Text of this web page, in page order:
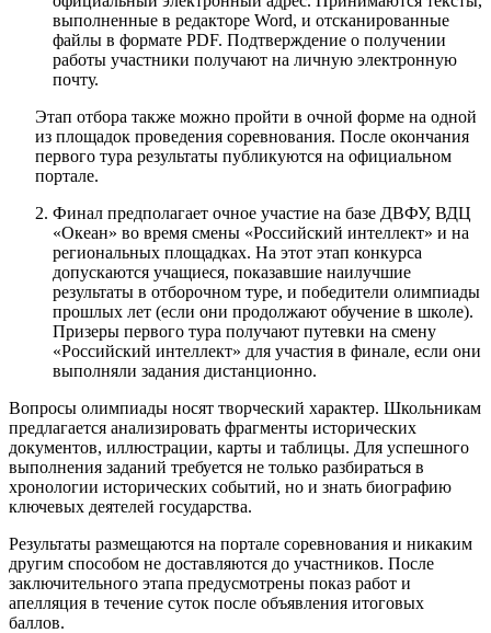
выполненные в редакторе Word, и отсканированные
файлы в формате PDF. Подтверждение о получении
работы участники получают на личную электронную
почту.
Этап отбора также можно пройти в очной форме на одной
из площадок проведения соревнования. После окончания
первого тура результаты публикуются на официальном
портале.
Финал предполагает очное участие на базе ДВФУ, ВДЦ
«Океан» во время смены «Российский интеллект» и на
региональных площадках. На этот этап конкурса
допускаются учащиеся, показавшие наилучшие
результаты в отборочном туре, и победители олимпиады
прошлых лет (если они продолжают обучение в школе).
Призеры первого тура получают путевки на смену
«Российский интеллект» для участия в финале, если они
выполняли задания дистанционно.
Вопросы олимпиады носят творческий характер. Школьникам
предлагается анализировать фрагменты исторических
документов, иллюстрации, карты и таблицы. Для успешного
выполнения заданий требуется не только разбираться в
хронологии исторических событий, но и знать биографию
ключевых деятелей государства.
Результаты размещаются на портале соревнования и никаким
другим способом не доставляются до участников. После
заключительного этапа предусмотрены показ работ и
апелляция в течение суток после объявления итоговых
баллов.